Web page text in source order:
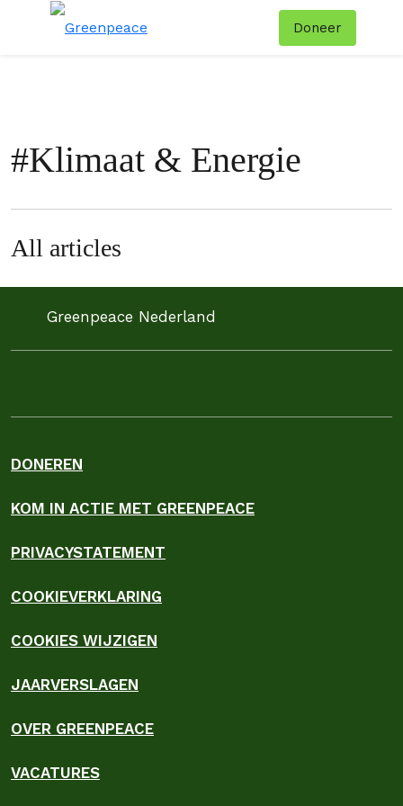
Doneer
#Klimaat & Energie
All articles
Greenpeace Nederland
DONEREN
KOM IN ACTIE MET GREENPEACE
PRIVACYSTATEMENT
COOKIEVERKLARING
COOKIES WIJZIGEN
JAARVERSLAGEN
OVER GREENPEACE
VACATURES